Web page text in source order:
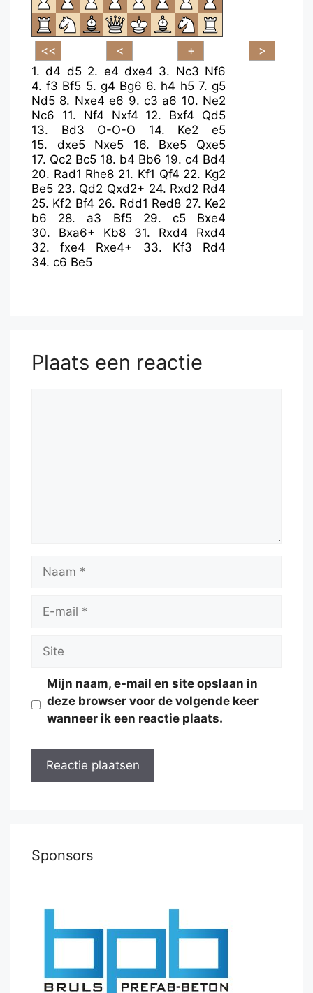
1.d4 d5 2. e4 dxe4 3. Nc3 Nf6
4.f3 Bf5 5. g4 Bg6 6. h4 h5 7.g5
Nd5 8. Nxe4 e6 9. c3 a6 10. Ne2
Nc6
11. Nf4 Nxf4 12. Bxf4
Qd5
13. Bd3 O-O-O 14. Ke2
e5
15. dxe5 Nxe5 16. Bxe5
Qxe5
17. Qc2 Bc5 18. b4 Bb6 19. c4 Bd4
20. Rad1 Rhe8 21. Kf1 Qf4 22. Kg2
Be5 23. Qd2 Qxd2+ 24. Rxd2 Rd4
25. Kf2 Bf4 26. Rdd1 Red8 27. Ke2
b6
28. a3 Bf5 29. c5
Bxe4
30. Bxa6+ Kb8 31. Rxd4
Rxd4
32.fxe4 Rxe4+ 33. Kf3
Rd4
34. c6 Be5
Plaats een reactie
Naam
Site
Mijn naam, e-mail en site opslaan in
deze browser voor de volgende keer
wanneer ik een reactie plaats.
Sponsors